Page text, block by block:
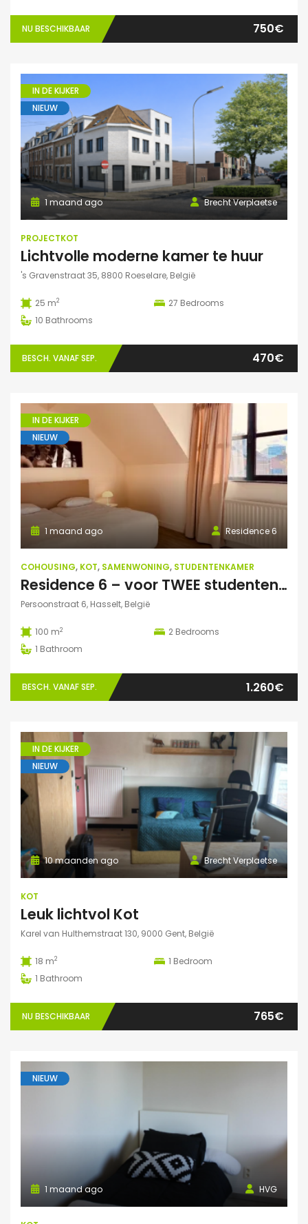
NU BESCHIKBAAR 750€
IN DE KIJKER
NIEUW
Brecht Verplaetse
1 maand ago
PROJECTKOT
Lichtvolle moderne kamer te huur
's Gravenstraat 35, 8800 Roeselare, België
25 m2 27 Bedrooms
10 Bathrooms
BESCH. VANAF SEP. 470€
IN DE KIJKER
NIEUW
Residence 6
1 maand ago
COHOUSING, KOT, SAMENWONING, STUDENTENKAMER
Residence 6 – voor TWEE studenten: Exclusieve studentenduplex
Persoonstraat 6, Hasselt, België
100 m2 2 Bedrooms
1 Bathroom
BESCH. VANAF SEP. 1.260€
IN DE KIJKER
NIEUW
Brecht Verplaetse
10 maanden ago
KOT
Leuk lichtvol Kot
Karel van Hulthemstraat 130, 9000 Gent, België
18 m2 1 Bedroom
1 Bathroom
NU BESCHIKBAAR 765€
NIEUW
HVG
1 maand ago